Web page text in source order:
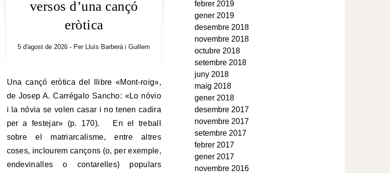
versos d’una cançó
eròtica
5 d'agost de 2026 - Per Lluís Barberà i Guillem
Una cançó eròtica del llibre «Mont-roig»,
de Josep A. Carrégalo Sancho: «Lo nóvio
i la nóvia se volen casar i no tenen cadira
per a festejar» (p. 170). En el treball
sobre el matriarcalisme, entre altres
coses, inclourem cançons (o, per exemple,
endevinalles o contarelles) populars
febrer 2019
gener 2019
desembre 2018
novembre 2018
octubre 2018
setembre 2018
juny 2018
maig 2018
gener 2018
desembre 2017
novembre 2017
setembre 2017
febrer 2017
gener 2017
novembre 2016